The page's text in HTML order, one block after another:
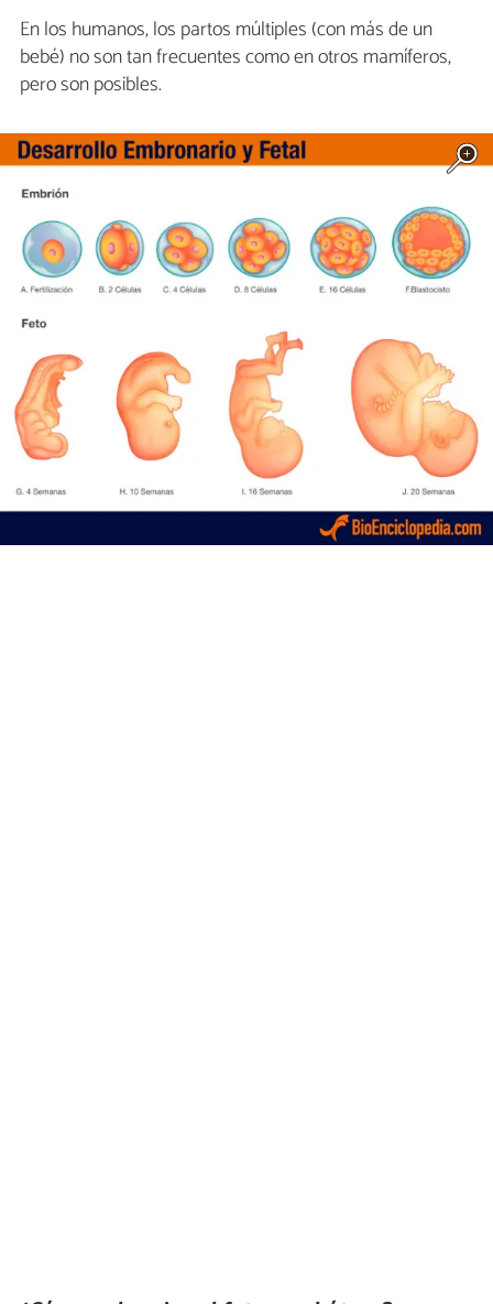
En los humanos, los partos múltiples (con más de un
bebé) no son tan frecuentes como en otros mamíferos,
pero son posibles.